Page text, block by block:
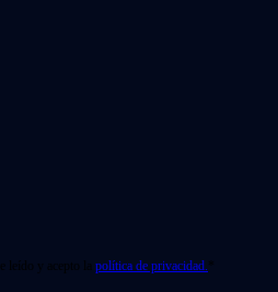
leído y acepto la política de privacidad. *